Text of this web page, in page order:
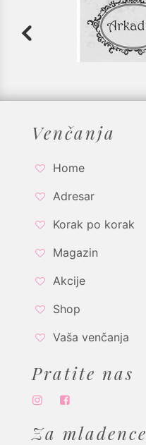
Venčanja
Home
Adresar
Korak po korak
Magazin
Akcije
Shop
Vaša venčanja
Pratite nas
Za mladence